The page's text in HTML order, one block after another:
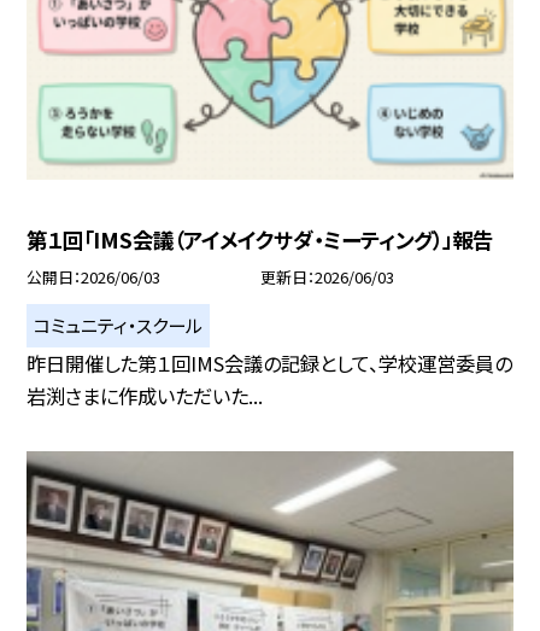
第１回「IMS会議（アイメイクサダ・ミーティング）」報告
公開日 2026/06/03 更新日 2026/06/03
コミュニティ・スクール
昨日開催した第１回IMS会議の記録として、学校運営委員の
岩渕さまに作成いただいた...